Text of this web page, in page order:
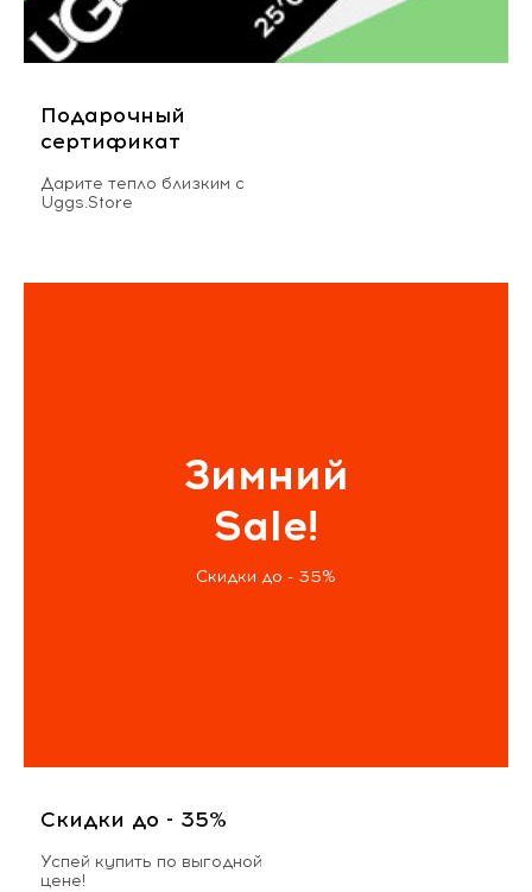
Подарочный
сертификат
Дарите тепло близким с
Uggs.Store
Зимний
Sale!
Скидки до - 35%
Скидки до - 35%
Успей купить по выгодной
цене!